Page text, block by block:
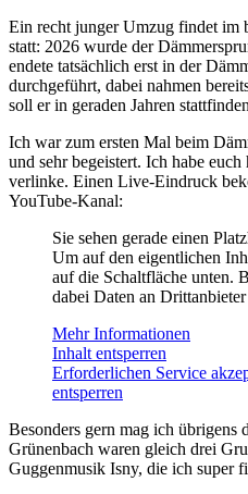
Ein recht junger Umzug findet im
statt: 2026 wurde der
endete tatsächlich erst in der
durchgeführt, dabei nahmen
soll er in geraden Jahren
Ich war zum ersten Mal beim
und sehr begeistert. Ich habe
verlinke. Einen Live-Eindruck
YouTube-Kanal:
Sie sehen gerade einen
Um auf den eigentlichen
auf die Schaltfläche unten.
dabei Daten an
Mehr Informationen
Inhalt entsperren
Erforderlichen Service
entsperren
Besonders gern mag ich
Grünenbach waren gleich drei
Guggenmusik Isny, die ich super